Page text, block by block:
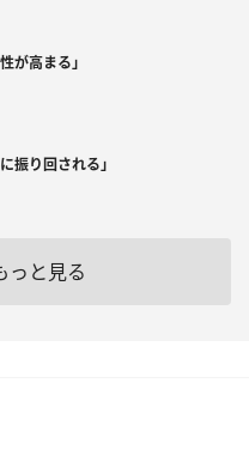
が高まる」
振り回される」
っと見る